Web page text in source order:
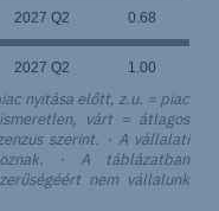
2027 Q2 0.68
2027 Q2 1.00
nyitása előtt, z.u. = piac
várt = átlagos
szerint. · A vállalati
· A táblázatban
nem vállalunk